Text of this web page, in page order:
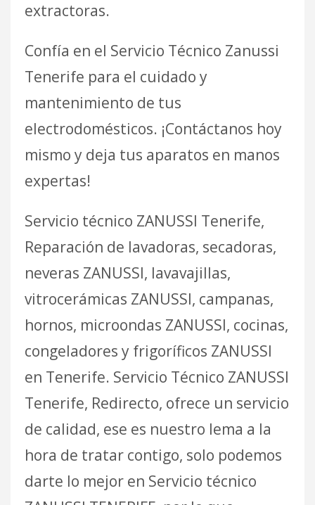
extractoras.
Confía en el Servicio Técnico Zanussi
Tenerife para el cuidado y
mantenimiento de tus
electrodomésticos. ¡Contáctanos hoy
mismo y deja tus aparatos en manos
expertas!
Servicio técnico ZANUSSI Tenerife,
Reparación de lavadoras, secadoras,
neveras ZANUSSI, lavavajillas,
vitrocerámicas ZANUSSI, campanas,
hornos, microondas ZANUSSI, cocinas,
congeladores y frigoríficos ZANUSSI
en Tenerife. Servicio Técnico ZANUSSI
Tenerife, Redirecto, ofrece un servicio
de calidad, ese es nuestro lema a la
hora de tratar contigo, solo podemos
darte lo mejor en Servicio técnico